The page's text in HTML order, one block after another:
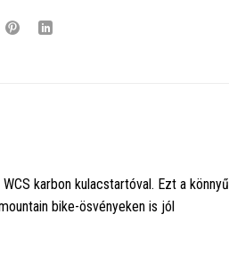
karbon kulacstartóval. Ezt a könnyű
bike-ösvényeken is jól